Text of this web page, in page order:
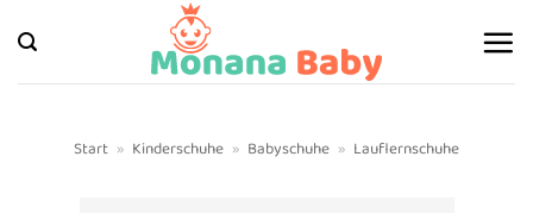
Inhalt
springen
Start » Kinderschuhe » Babyschuhe » Lauflernschuhe